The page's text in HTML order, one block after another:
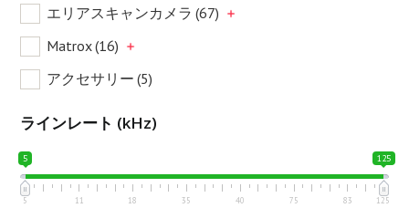
エリアスキャンカメラ (67)
Matrox(16)
アクセサリー (5)
ラインレート (kHz)
5 125
5 11 18 35 40 75 83 125